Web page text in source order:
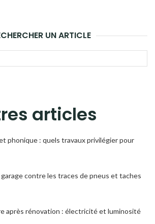
UN ARTICLE
articles
phonique : quels travaux privilégier pour
contre les traces de pneus et taches
après rénovation : électricité et luminosité